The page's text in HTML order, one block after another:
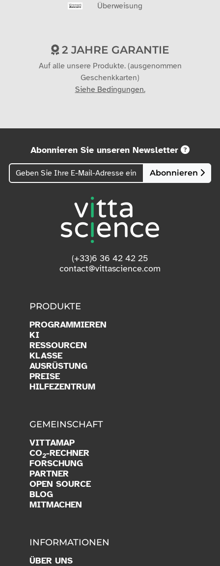
Überweisung
2 JAHRE GARANTIE
Auf alle unsere Produkte. (ausgenommen
Geschenkkarten)
Siehe Bedingungen.
Abonnieren Sie unseren Newsletter
Abonnieren
(+33)6 36 42 42 25
contact@vittascience.com
PRODUKTE
PROGRAMMIEREN
KI
RESSOURCEN
KLASSE
AUSRÜSTUNG
PREISE
HILFEZENTRUM
GEMEINSCHAFT
VITTAMAP
CO2-RECHNER
FORSCHUNG
PARTNER
OPEN SOURCE
BLOG
MITMACHEN
INFORMATIONEN
ÜBER UNS